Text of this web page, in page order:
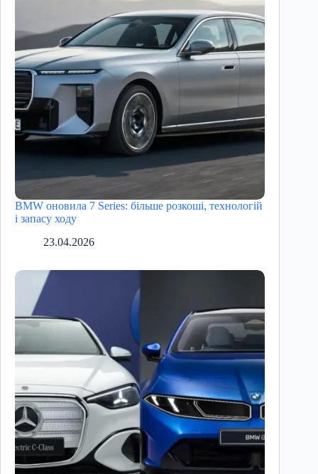
BMW оновила 7 Series: більше розкоші, технологій
і запасу ходу
23.04.2026